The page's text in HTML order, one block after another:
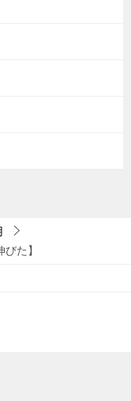
た】